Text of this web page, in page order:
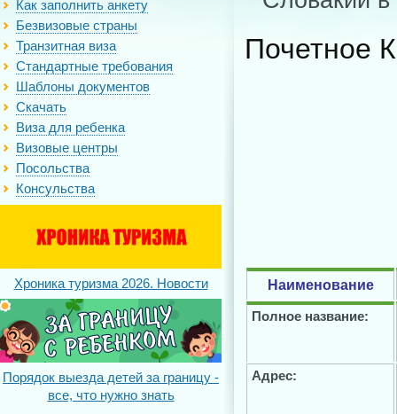
Как заполнить анкету
Безвизовые страны
Транзитная виза
Стандартные требования
Шаблоны документов
Скачать
Виза для ребенка
Визовые центры
Посольства
Консульства
Хроника туризма 2026. Новости
Порядок выезда детей за границу -
все, что нужно знать
Почетное
Наименование
Полное название:
Адрес: